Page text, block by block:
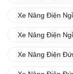
Xe Nâng Điện
Xe Nâng Điện
Xe Nâng Điện